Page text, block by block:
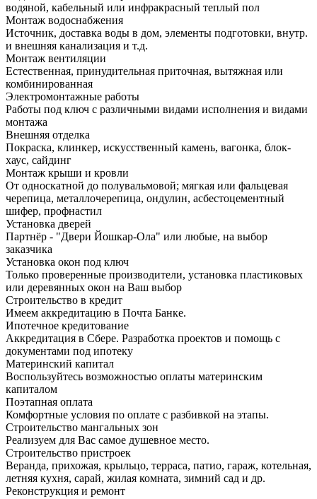
водяной, кабельный или инфракрасный теплый пол
Монтаж водоснабжения
Источник, доставка воды в дом, элементы подготовки, внутр.
и внешняя канализация и т.д.
Монтаж вентиляции
Естественная, принудительная приточная, вытяжная или
комбинированная
Электромонтажные работы
Работы под ключ с различными видами исполнения и видами
монтажа
Внешняя отделка
Покраска, клинкер, искусственный камень, вагонка, блок-
хаус, сайдинг
Монтаж крыши и кровли
От односкатной до полувальмовой; мягкая или фальцевая
черепица, металлочерепица, ондулин, асбестоцементный
шифер, профнастил
Установка дверей
Партнёр - "Двери Йошкар-Ола" или любые, на выбор
заказчика
Установка окон под ключ
Только проверенные производители, установка пластиковых
или деревянных окон на Ваш выбор
Строительство в кредит
Имеем аккредитацию в Почта Банке.
Ипотечное кредитование
Аккредитация в Сбере. Разработка проектов и помощь с
документами под ипотеку
Материнский капитал
Воспользуйтесь возможностью оплаты материнским
капиталом
Поэтапная оплата
Комфортные условия по оплате с разбивкой на этапы.
Строительство мангальных зон
Реализуем для Вас самое душевное место.
Строительство пристроек
Веранда, прихожая, крыльцо, терраса, патио, гараж, котельная,
летняя кухня, сарай, жилая комната, зимний сад и др.
Реконструкция и ремонт